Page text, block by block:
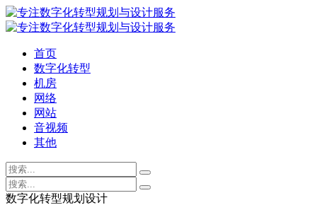
首页
数字化转型
机房
网络
网站
音视频
其他
数字化转型规划设计